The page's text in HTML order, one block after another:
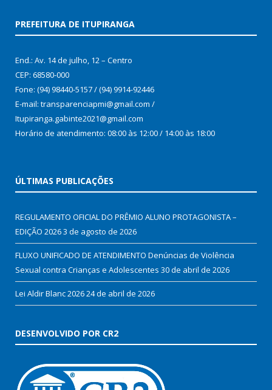
PREFEITURA DE ITUPIRANGA
End.: Av. 14 de julho, 12 – Centro
CEP: 68580-000
Fone: (94) 98440-5157 / (94) 9914-92446
E-mail: transparenciapmi@gmail.com /
Itupiranga.gabinte2021@gmail.com
Horário de atendimento: 08:00 às 12:00 / 14:00 às 18:00
ÚLTIMAS PUBLICAÇÕES
REGULAMENTO OFICIAL DO PRÊMIO ALUNO PROTAGONISTA –
EDIÇÃO 20263 de agosto de 2026
FLUXO UNIFICADO DE ATENDIMENTO Denúncias de Violência
Sexual contra Crianças e Adolescentes 30 de abril de 2026
Lei Aldir Blanc 202624 de abril de 2026
DESENVOLVIDO POR CR2